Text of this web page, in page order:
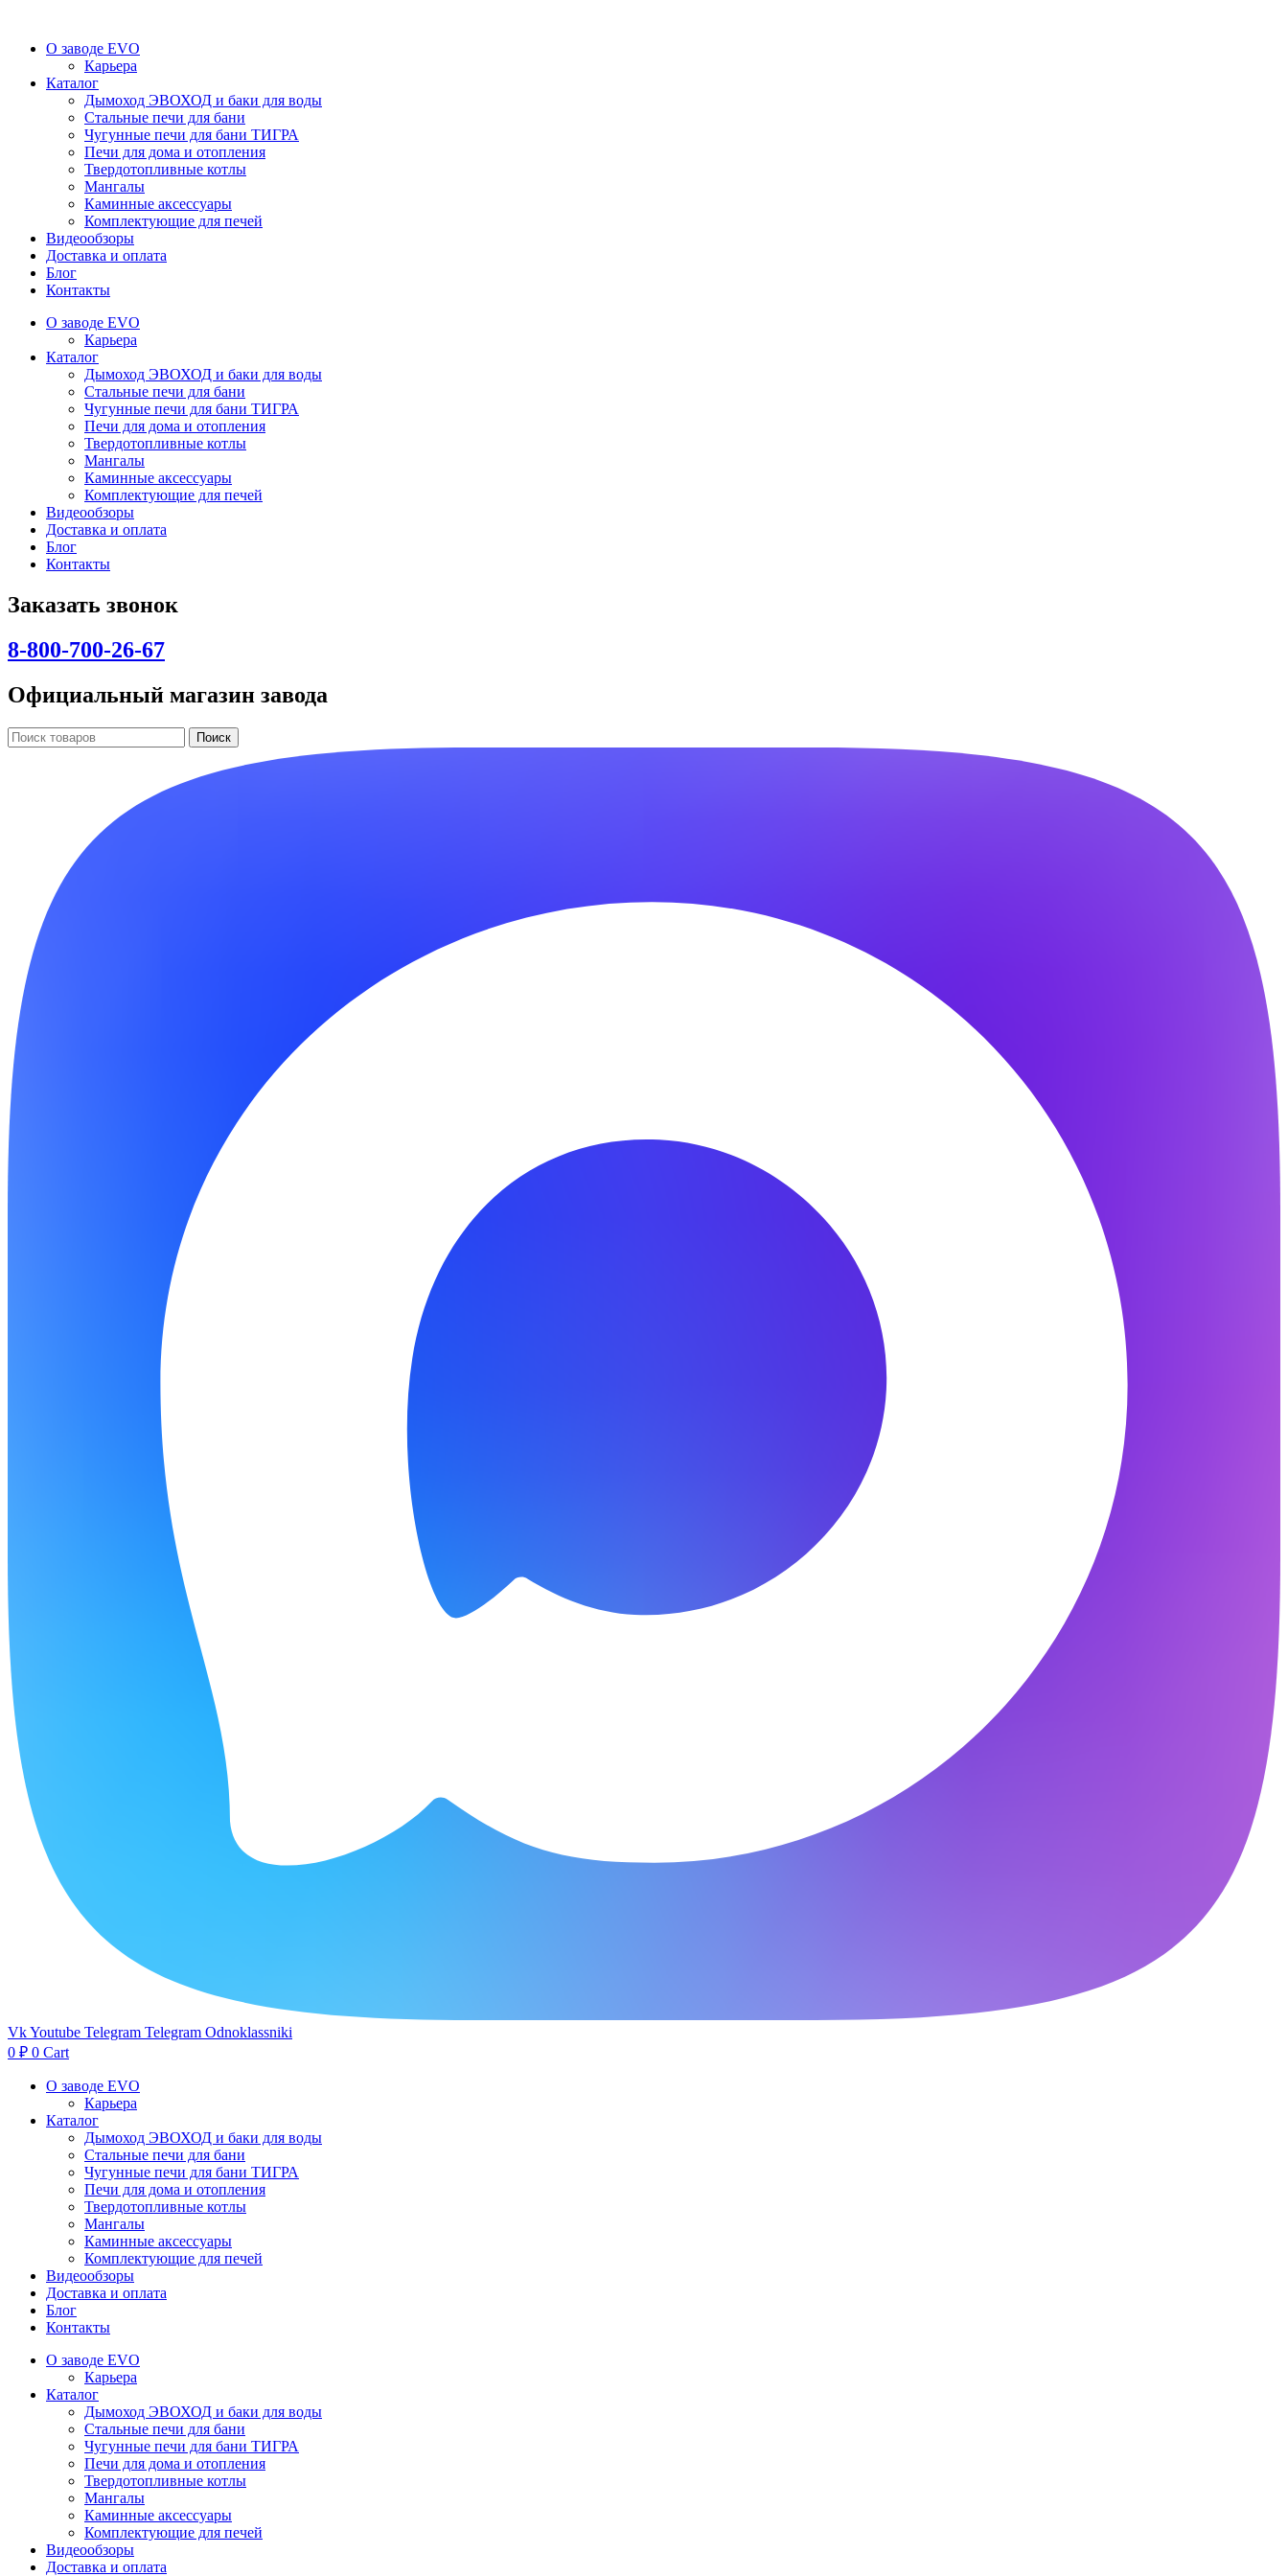
О заводе EVO
Карьера
Каталог
Дымоход ЭВОХОД и баки для воды
Стальные печи для бани
Чугунные печи для бани ТИГРА
Печи для дома и отопления
Твердотопливные котлы
Мангалы
Каминные аксессуары
Комплектующие для печей
Видеообзоры
Доставка и оплата
Блог
Контакты
О заводе EVO
Карьера
Каталог
Дымоход ЭВОХОД и баки для воды
Стальные печи для бани
Чугунные печи для бани ТИГРА
Печи для дома и отопления
Твердотопливные котлы
Мангалы
Каминные аксессуары
Комплектующие для печей
Видеообзоры
Доставка и оплата
Блог
Контакты
Заказать звонок
8-800-700-26-67
Официальный магазин завода
Поиск
VkYoutube Telegram Telegram Odnoklassniki
0 ₽ 0 Cart
О заводе EVO
Карьера
Каталог
Дымоход ЭВОХОД и баки для воды
Стальные печи для бани
Чугунные печи для бани ТИГРА
Печи для дома и отопления
Твердотопливные котлы
Мангалы
Каминные аксессуары
Комплектующие для печей
Видеообзоры
Доставка и оплата
Блог
Контакты
О заводе EVO
Карьера
Каталог
Дымоход ЭВОХОД и баки для воды
Стальные печи для бани
Чугунные печи для бани ТИГРА
Печи для дома и отопления
Твердотопливные котлы
Мангалы
Каминные аксессуары
Комплектующие для печей
Видеообзоры
Доставка и оплата